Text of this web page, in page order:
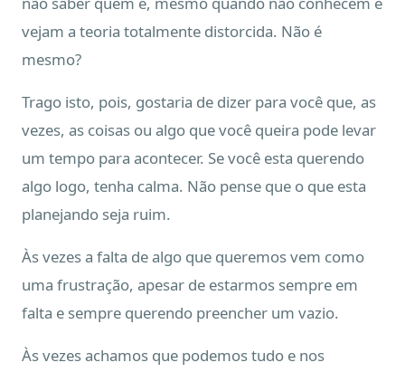
vejam a teoria totalmente distorcida. Não é
mesmo?
Trago isto, pois, gostaria de dizer para você que, as
vezes, as coisas ou algo que você queira pode levar
um tempo para acontecer. Se você esta querendo
algo logo, tenha calma. Não pense que o que esta
planejando seja ruim.
Às vezes a falta de algo que queremos vem como
uma frustração, apesar de estarmos sempre em
falta e sempre querendo preencher um vazio.
Às vezes achamos que podemos tudo e nos